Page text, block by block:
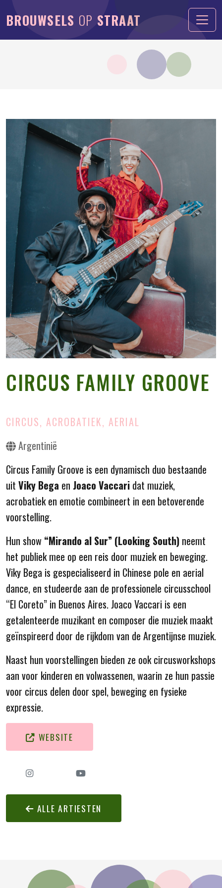
BROUWSELS OP STRAAT
CIRCUS FAMILY GROOVE
CIRCUS, ACROBATIEK, AERIAL
Argentinië
Circus Family Groove is een dynamisch duo bestaande
uit Viky Bega en Joaco Vaccari dat muziek,
acrobatiek en emotie combineert in een betoverende
voorstelling.
Hun show “Mirando al Sur” (Looking South) neemt
het publiek mee op een reis door muziek en beweging.
Viky Bega is gespecialiseerd in Chinese pole en aerial
dance, en studeerde aan de professionele circusschool
“El Coreto” in Buenos Aires. Joaco Vaccari is een
getalenteerde muzikant en composer die muziek maakt
geïnspireerd door de rijkdom van de Argentijnse muziek.
Naast hun voorstellingen bieden ze ook circusworkshops
aan voor kinderen en volwassenen, waarin ze hun passie
voor circus delen door spel, beweging en fysieke
expressie.
WEBSITE
ALLE ARTIESTEN